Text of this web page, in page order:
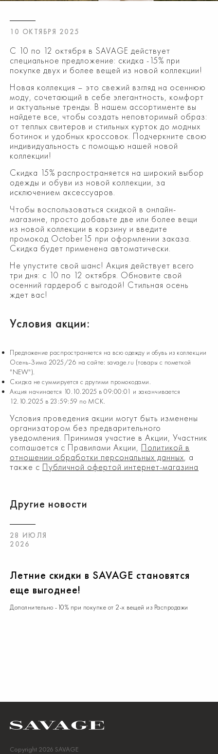
10 ОКТЯБРЯ 2025
С 10 по 12 октября в SAVAGE действует
специальное предложение: скидка -15% при
покупке двух и более вещей из новой коллекции!
Новая коллекция – это свежий взгляд на осеннюю
моду, сочетающий в себе элегантность, комфорт
и актуальные тренды. В нашем ассортименте вы
найдете все, чтобы создать неповторимый образ:
от теплых свитеров и стильных курток до модных
ботинок и удобных кроссовок. Подчеркните свою
индивидуальность с помощью нашей новой
коллекции!
Скидка 15% распространяется на широкий выбор
одежды и обуви из новой коллекции, за
исключением аксессуаров.
Чтобы воспользоваться скидкой в онлайн-
магазине, просто добавьте две или более вещи
из новой коллекции в корзину и введите
промокод October15 при оформлении заказа.
Скидка будет применена автоматически.
Не упустите свой шанс! Акция действует всего
три дня: с 10 по 12 октября. Обновите свой
осенний гардероб с выгодой! Стильная осень
ждет вас!
Условия акции:
Предложение распространяется на всю одежду и обувь из коллекции
Осень-Зима 2025/26 на сайте: savage.ru (товары с пометкой
"NEW").
Скидка не суммируется с другими промокодами.
Акция начинается 10.10.2025 в 09:00:01 и заканчивается
12.10.2025 в 23:59:59 по МСК.
Условия проведения акции могут быть изменены
организатором без предварительного
уведомления. Принимая участие в Акции, Участник
соглашается с Правилами Акции, Политикой в
отношении обработки персональных данных, а
также с Публичной офертой интернет-магазина
Другие новости
28 ИЮЛЯ
2026
Летние скидки в SAVAGE становятся
еще выгоднее!
Дополнительно -10% при покупке от 2-х вещей из Распродажи
Copyright 2026 SAVAGE